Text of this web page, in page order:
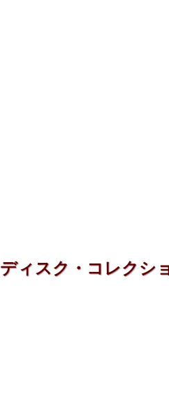
ディスク・コレクシ